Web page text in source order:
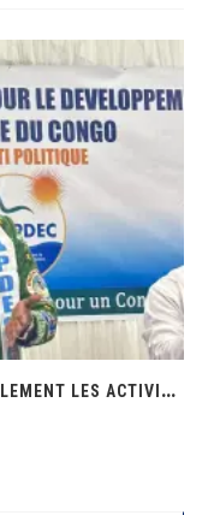
‎
STÉPHANE MIRUHO LANCE OFFICIELLEMENT LES ACTIVITÉS DE L’ÉCOLE DE SON PARTI APDEC